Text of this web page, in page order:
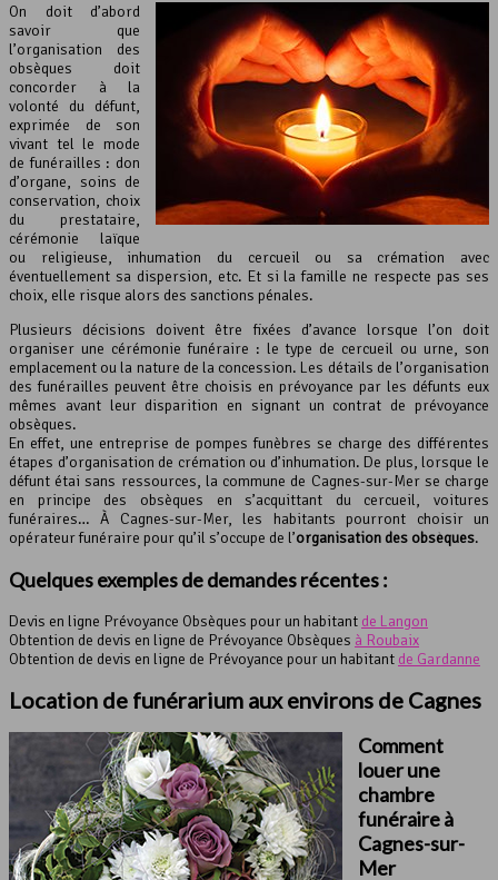
On doit d’abord
savoir que
l’organisation des
obsèques doit
concorder à la
volonté du défunt,
exprimée de son
vivant tel le mode
de funérailles : don
d’organe, soins de
conservation, choix
du prestataire,
cérémonie laïque
ou religieuse, inhumation du cercueil ou sa crémation avec
éventuellement sa dispersion, etc. Et si la famille ne respecte pas ses
choix, elle risque alors des sanctions pénales.
Plusieurs décisions doivent être fixées d’avance lorsque l’on doit
organiser une cérémonie funéraire : le type de cercueil ou urne, son
emplacement ou la nature de la concession. Les détails de l’organisation
des funérailles peuvent être choisis en prévoyance par les défunts eux
mêmes avant leur disparition en signant un contrat de prévoyance
obsèques.
En effet, une entreprise de pompes funèbres se charge des différentes
étapes d’organisation de crémation ou d’inhumation. De plus, lorsque le
défunt étai sans ressources, la commune de Cagnes-sur-Mer se charge
en principe des obsèques en s’acquittant du cercueil, voitures
funéraires… À Cagnes-sur-Mer, les habitants pourront choisir un
opérateur funéraire pour qu’il s’occupe de l’organisation des obsèques.
Quelques exemples de demandes récentes :
Devis en ligne Prévoyance Obsèques pour un habitant de Langon
Obtention de devis en ligne de Prévoyance Obsèques à Roubaix
Obtention de devis en ligne de Prévoyance pour un habitant de Gardanne
Location de funérarium aux environs de Cagnes
Comment
louer une
chambre
funéraire à
Cagnes-sur-
Mer